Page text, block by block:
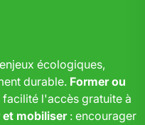
écologiques,
durable. Former ou
l'accès gratuite à
et mobiliser: encourager